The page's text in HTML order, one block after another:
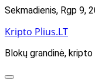
Skip
content
Sekmadienis, Rgp 9,
Kripto Plius.LT
Blokų grandinė,